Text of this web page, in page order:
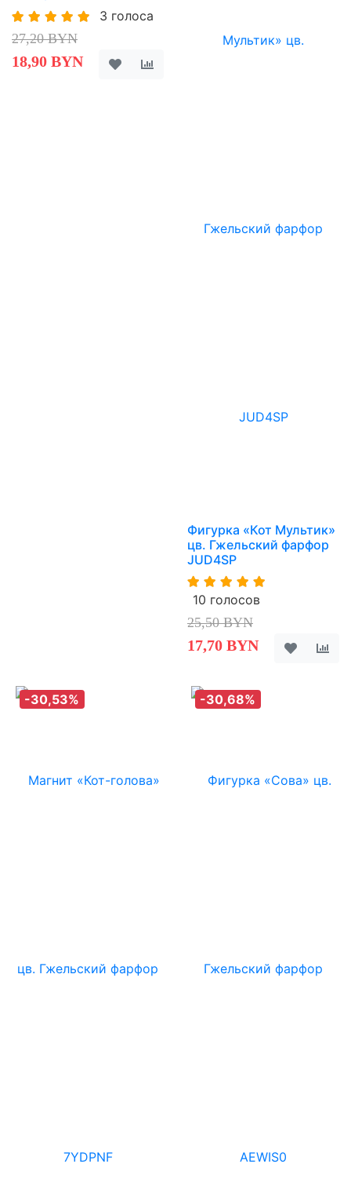
3 голоса
27,20 BYN
18,90 BYN
Фигурка «Кот Мультик»
цв. Гжельский фарфор
JUD4SP
10 голосов
25,50 BYN
17,70 BYN
-30,53% -30,68%